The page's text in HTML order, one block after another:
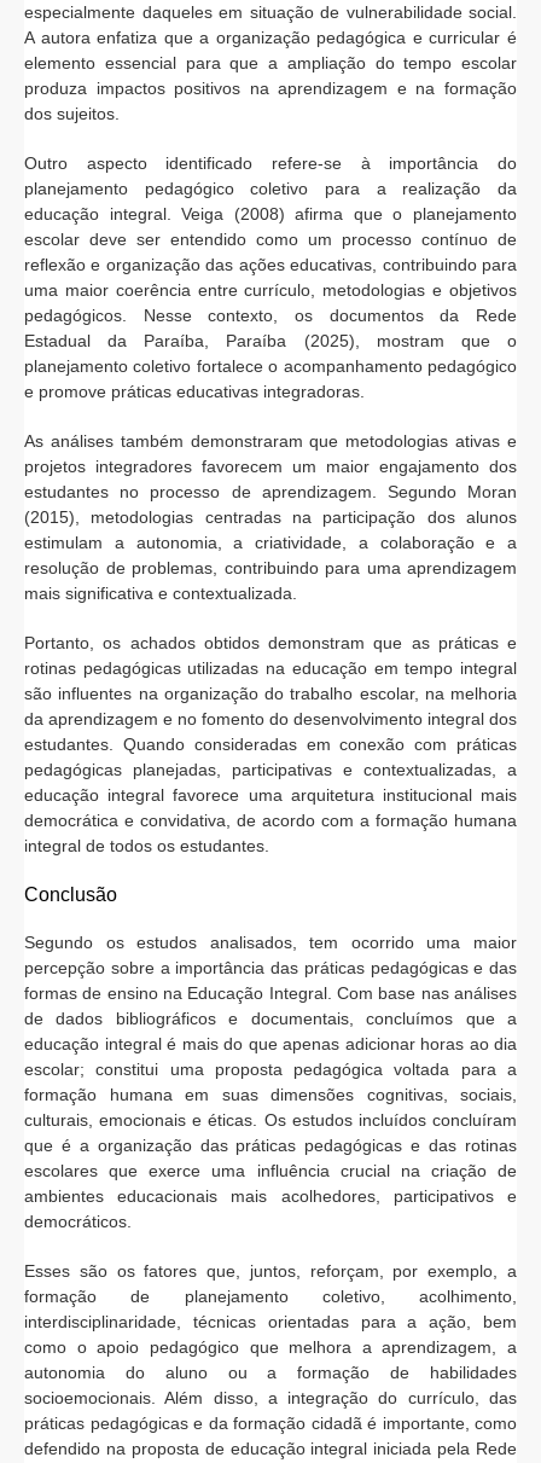
especialmente daqueles em situação de vulnerabilidade social.
A autora enfatiza que a organização pedagógica e curricular é
elemento essencial para que a ampliação do tempo escolar
produza impactos positivos na aprendizagem e na formação
dos sujeitos.
Outro aspecto identificado refere-se à importância do
planejamento pedagógico coletivo para a realização da
educação integral. Veiga (2008) afirma que o planejamento
escolar deve ser entendido como um processo contínuo de
reflexão e organização das ações educativas, contribuindo para
uma maior coerência entre currículo, metodologias e objetivos
pedagógicos. Nesse contexto, os documentos da Rede
Estadual da Paraíba, Paraíba (2025), mostram que o
planejamento coletivo fortalece o acompanhamento pedagógico
e promove práticas educativas integradoras.
As análises também demonstraram que metodologias ativas e
projetos integradores favorecem um maior engajamento dos
estudantes no processo de aprendizagem. Segundo Moran
(2015), metodologias centradas na participação dos alunos
estimulam a autonomia, a criatividade, a colaboração e a
resolução de problemas, contribuindo para uma aprendizagem
mais significativa e contextualizada.
Portanto, os achados obtidos demonstram que as práticas e
rotinas pedagógicas utilizadas na educação em tempo integral
são influentes na organização do trabalho escolar, na melhoria
da aprendizagem e no fomento do desenvolvimento integral dos
estudantes. Quando consideradas em conexão com práticas
pedagógicas planejadas, participativas e contextualizadas, a
educação integral favorece uma arquitetura institucional mais
democrática e convidativa, de acordo com a formação humana
integral de todos os estudantes.
Conclusão
Segundo os estudos analisados, tem ocorrido uma maior
percepção sobre a importância das práticas pedagógicas e das
formas de ensino na Educação Integral. Com base nas análises
de dados bibliográficos e documentais, concluímos que a
educação integral é mais do que apenas adicionar horas ao dia
escolar; constitui uma proposta pedagógica voltada para a
formação humana em suas dimensões cognitivas, sociais,
culturais, emocionais e éticas. Os estudos incluídos concluíram
que é a organização das práticas pedagógicas e das rotinas
escolares que exerce uma influência crucial na criação de
ambientes educacionais mais acolhedores, participativos e
democráticos.
Esses são os fatores que, juntos, reforçam, por exemplo, a
formação de planejamento coletivo, acolhimento,
interdisciplinaridade, técnicas orientadas para a ação, bem
como o apoio pedagógico que melhora a aprendizagem, a
autonomia do aluno ou a formação de habilidades
socioemocionais. Além disso, a integração do currículo, das
práticas pedagógicas e da formação cidadã é importante, como
defendido na proposta de educação integral iniciada pela Rede